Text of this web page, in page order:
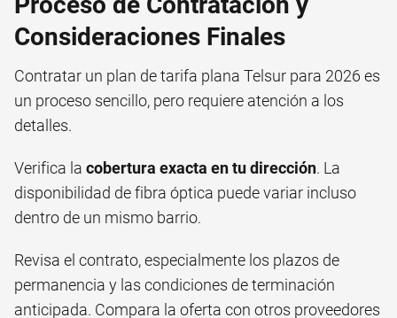
Consideraciones Finales
Contratar un plan de tarifa plana Telsur para 2026 es
un proceso sencillo, pero requiere atención a los
detalles.
Verifica la cobertura exacta en tu dirección. La
disponibilidad de fibra óptica puede variar incluso
dentro de un mismo barrio.
Revisa el contrato, especialmente los plazos de
permanencia y las condiciones de terminación
anticipada. Compara la oferta con otros proveedores